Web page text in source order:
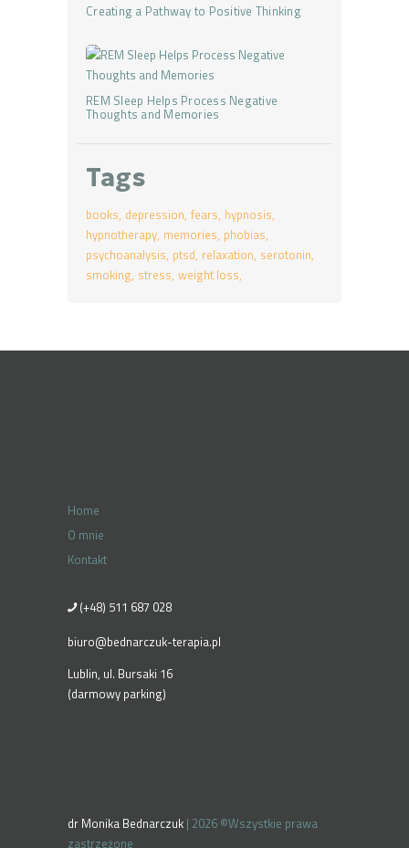
Creating a Pathway to Positive Thinking
REM Sleep Helps Process Negative
Thoughts and Memories
Tags
books depression fears hypnosis
hypnotherapy memories phobias
psychoanalysis ptsd relaxation serotonin
smoking stress weight loss
Home
O mnie
Kontakt
(+48) 511 687 028
biuro@bednarczuk-terapia.pl
Lublin, ul. Bursaki 16
(darmowy parking)
dr Monika Bednarczuk | 2026 ©Wszystkie prawa
zastrzeżone